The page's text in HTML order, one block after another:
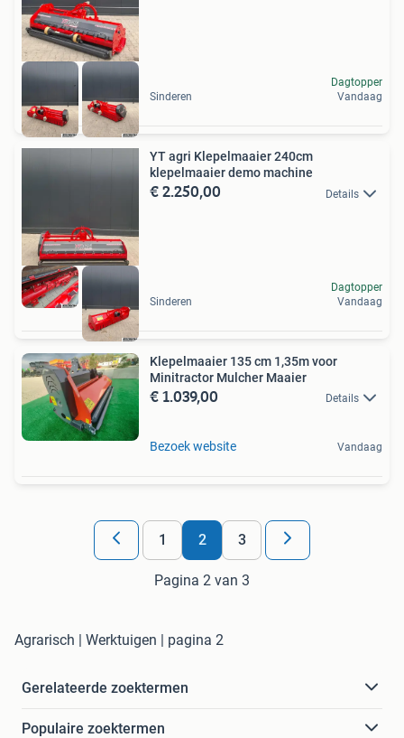
Sinderen
Dagtopper
Vandaag
YT agri Klepelmaaier 240cm
klepelmaaier demo machine
€ 2.250,00 Details
Sinderen
Dagtopper
Vandaag
Klepelmaaier 135 cm 1,35m voor
Minitractor Mulcher Maaier
€ 1.039,00 Details
Bezoek website Vandaag
1 2 3
Pagina 2 van 3
Agrarisch | Werktuigen | pagina 2
Gerelateerde zoektermen
Populaire zoektermen